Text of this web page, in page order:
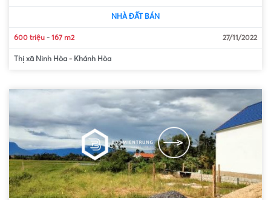
NHÀ ĐẤT BÁN
600 triệu - 167 m2 27/11/2022
Thị xã Ninh Hòa - Khánh Hòa